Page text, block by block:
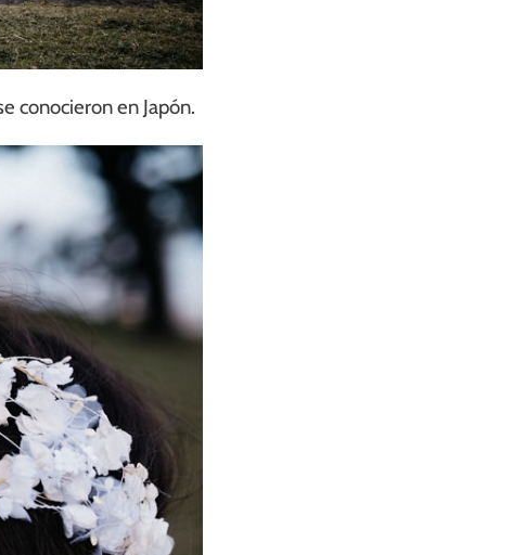
conocieron en Japón.